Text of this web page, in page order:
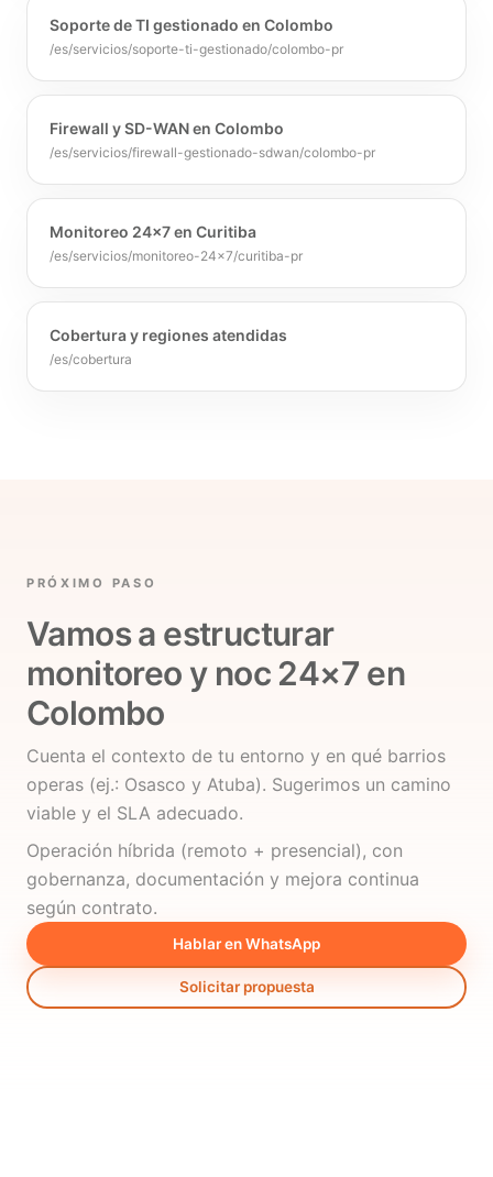
Soporte de TI gestionado en Colombo
/es/servicios/soporte-ti-gestionado/colombo-pr
Firewall y SD-WAN en Colombo
/es/servicios/firewall-gestionado-sdwan/colombo-pr
Monitoreo 24×7 en Curitiba
/es/servicios/monitoreo-24x7/curitiba-pr
Cobertura y regiones atendidas
/es/cobertura
PRÓXIMO PASO
Vamos a estructurar
monitoreo y noc 24×7 en
Colombo
Cuenta el contexto de tu entorno y en qué barrios
operas (ej.: Osasco y Atuba). Sugerimos un camino
viable y el SLA adecuado.
Operación híbrida (remoto + presencial), con
gobernanza, documentación y mejora continua
según contrato.
Hablar en WhatsApp
Solicitar propuesta